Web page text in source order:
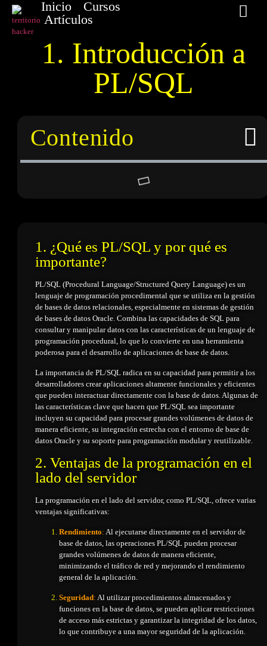
Inicio
Cursos
Artículos
1. Introducción a
PL/SQL
Contenido
1. ¿Qué es PL/SQL y por qué es
importante?
PL/SQL (Procedural Language/Structured Query Language) es un
lenguaje de programación procedimental que se utiliza en la gestión
de bases de datos relacionales, especialmente en sistemas de gestión
de bases de datos Oracle. Combina las capacidades de SQL para
consultar y manipular datos con las características de un lenguaje de
programación procedural, lo que lo convierte en una herramienta
poderosa para el desarrollo de aplicaciones de base de datos.
La importancia de PL/SQL radica en su capacidad para permitir a los
desarrolladores crear aplicaciones altamente funcionales y eficientes
que pueden interactuar directamente con la base de datos. Algunas de
las características clave que hacen que PL/SQL sea importante
incluyen su capacidad para procesar grandes volúmenes de datos de
manera eficiente, su integración estrecha con el entorno de base de
datos Oracle y su soporte para programación modular y reutilizable.
2. Ventajas de la programación en el
lado del servidor
La programación en el lado del servidor, como PL/SQL, ofrece varias
ventajas significativas:
Rendimiento: Al ejecutarse directamente en el servidor de
base de datos, las operaciones PL/SQL pueden procesar
grandes volúmenes de datos de manera eficiente,
minimizando el tráfico de red y mejorando el rendimiento
general de la aplicación.
Seguridad: Al utilizar procedimientos almacenados y
funciones en la base de datos, se pueden aplicar restricciones
de acceso más estrictas y garantizar la integridad de los datos,
lo que contribuye a una mayor seguridad de la aplicación.